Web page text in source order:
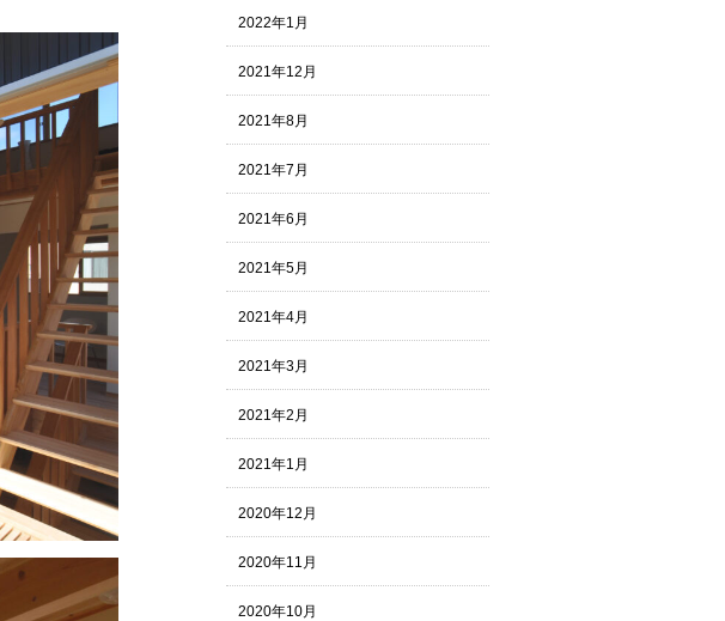
2022年1月
2021年12月
2021年8月
2021年7月
2021年6月
2021年5月
2021年4月
2021年3月
2021年2月
2021年1月
2020年12月
2020年11月
2020年10月